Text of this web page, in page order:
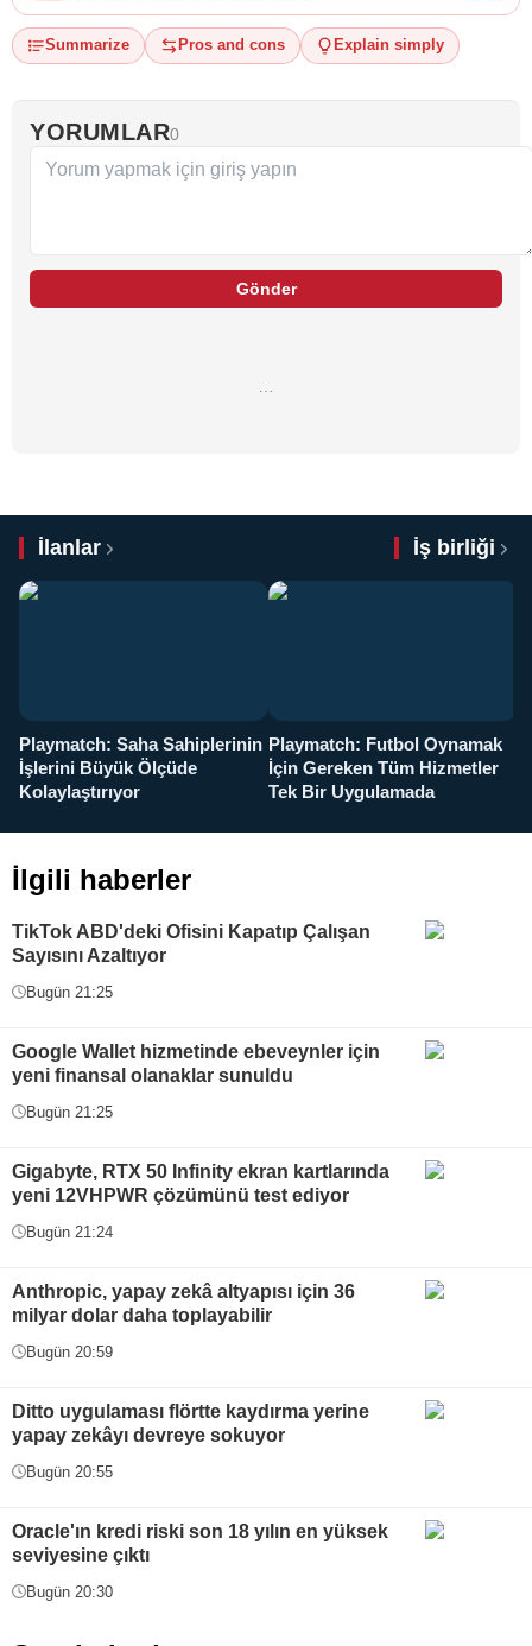
Summarize Pros and cons Explain simply
YORUMLAR0
Gönder
İlanlar İş birliği
Playmatch: Saha Sahiplerinin
İşlerini Büyük Ölçüde
Kolaylaştırıyor
Playmatch: Futbol Oynamak
İçin Gereken Tüm Hizmetler
Tek Bir Uygulamada
İlgili haberler
TikTok ABD'deki Ofisini Kapatıp Çalışan
Sayısını Azaltıyor
Bugün 21:25
Google Wallet hizmetinde ebeveynler için
yeni finansal olanaklar sunuldu
Bugün 21:25
Gigabyte, RTX 50 Infinity ekran kartlarında
yeni 12VHPWR çözümünü test ediyor
Bugün 21:24
Anthropic, yapay zekâ altyapısı için 36
milyar dolar daha toplayabilir
Bugün 20:59
Ditto uygulaması flörtte kaydırma yerine
yapay zekâyı devreye sokuyor
Bugün 20:55
Oracle'ın kredi riski son 18 yılın en yüksek
seviyesine çıktı
Bugün 20:30